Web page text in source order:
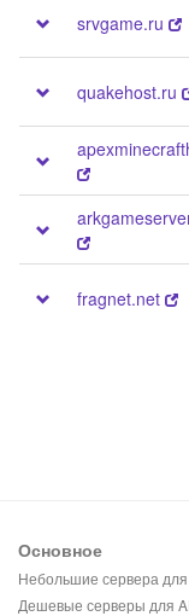
srvgame.ru
quakehost.ru
fragnet.net
Основное
Небольшие сервера
Дешевые серверы для